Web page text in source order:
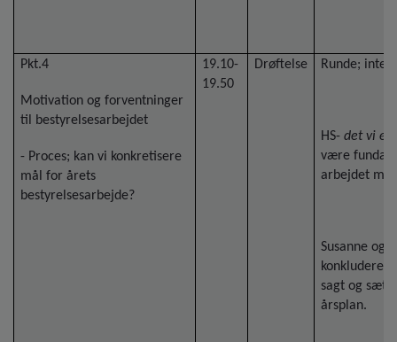
Pkt.4
Motivation og forventninger
til bestyrelsesarbejdet
- Proces; kan vi konkretisere
mål for årets
bestyrelsesarbejde?
19.10-
19.50
Drøftelse Runde;
HS- det vi er
være
arbejdet
Susanne og
sagt og
årsplan.